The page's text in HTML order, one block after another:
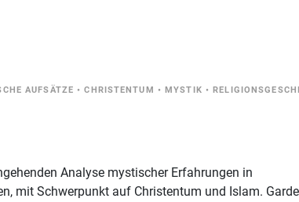
AUFSÄTZE •CHRISTENTUM • MYSTIK •
Analyse mystischer Erfahrungen in
mit Schwerpunkt auf Christentum und Islam.